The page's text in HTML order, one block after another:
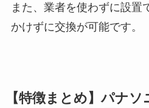
また、業者を使わずに設置
かけずに交換が可能です。
【特徴まとめ】パナ